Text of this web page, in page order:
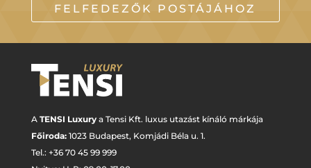
FELFEDEZŐK POSTÁJÁHOZ
A TENSI Luxurya Tensi Kft. luxus utazást kínáló márkája
Főiroda: 1023 Budapest, Komjádi Béla u. 1.
Tel.: +36 70 45 99 999